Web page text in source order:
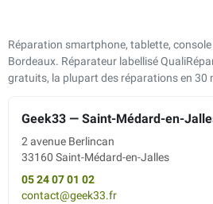
Réparation smartphone, tablette,
Bordeaux. Réparateur labellisé
gratuits, la plupart des réparations en 30
Geek33 — Saint-Médard-en-
2 avenue Berlincan
33160 Saint-Médard-en-Jalles
05 24 07 01 02
contact@geek33.fr